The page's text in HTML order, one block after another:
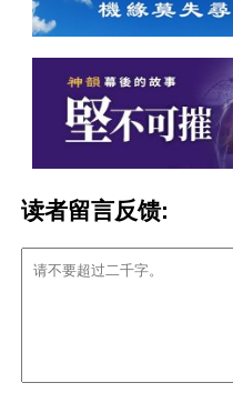
读者留言反馈: